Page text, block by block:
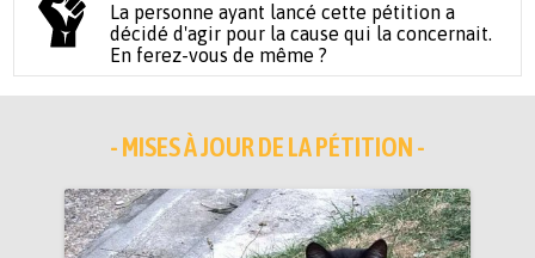
La personne ayant lancé cette pétition a
décidé d'agir pour la cause qui la concernait.
En ferez-vous de même ?
- MISES À JOUR DE LA PÉTITION -